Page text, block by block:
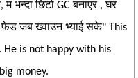
म भन्दा छिटो GC बनाएर , घर
फेड जब ख्वाउन भ्याई सके" This
is not happy with his
money.